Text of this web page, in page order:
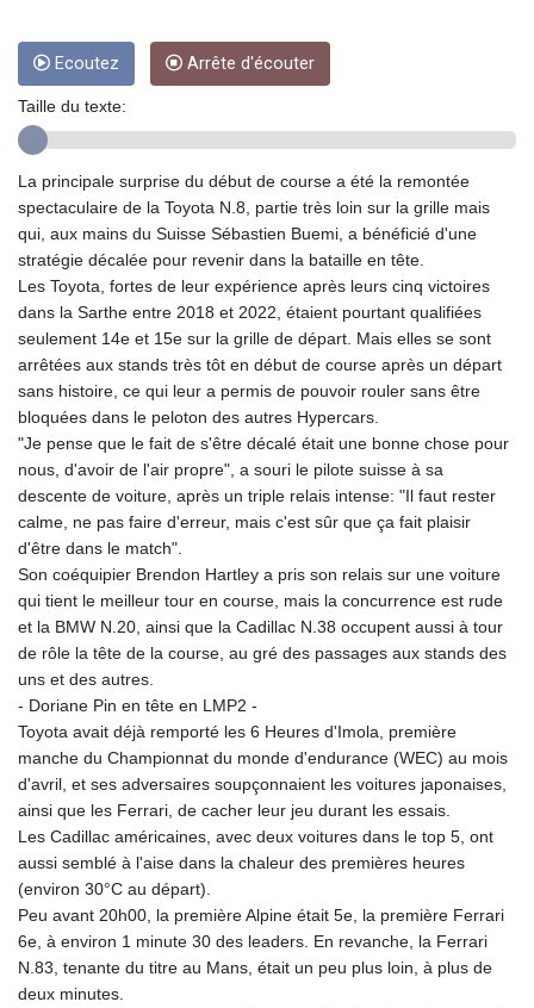
GHS 13.524239
GIP 0.856077
GNF 10118.69464
GYD 241.048608
HKD 9.04099
HNL 30.88171
HRK 7.536585
HTG 150.649793
HUF 364.625083
IDR 20648.821428
ILS 3.46629
IMP 0.856077
INR 109.809273
IQD 1509.393123
IRR
1584474.640687
ISK 142.41109
JMD 182.637459
JOD 0.81708
JPY 182.544457
KES 149.083075
KMF 492.105126
KRW 1640.600173
KWD 0.356874
KYD 0.960205
KZT 539.927945
LAK 26033.64904
103179.229954
LKR 387.028882
LRD 207.974585
Ecoutez Arrête d'écouter
Taille du texte:
La principale surprise du début de course a été la remontée
spectaculaire de la Toyota N.8, partie très loin sur la grille mais
qui, aux mains du Suisse Sébastien Buemi, a bénéficié d'une
stratégie décalée pour revenir dans la bataille en tête.
Les Toyota, fortes de leur expérience après leurs cinq victoires
dans la Sarthe entre 2018 et 2022, étaient pourtant qualifiées
seulement 14e et 15e sur la grille de départ. Mais elles se sont
arrêtées aux stands très tôt en début de course après un départ
sans histoire, ce qui leur a permis de pouvoir rouler sans être
bloquées dans le peloton des autres Hypercars.
"Je pense que le fait de s'être décalé était une bonne chose pour
nous, d'avoir de l'air propre", a souri le pilote suisse à sa
descente de voiture, après un triple relais intense: "Il faut rester
calme, ne pas faire d'erreur, mais c'est sûr que ça fait plaisir
d'être dans le match".
Son coéquipier Brendon Hartley a pris son relais sur une voiture
qui tient le meilleur tour en course, mais la concurrence est rude
et la BMW N.20, ainsi que la Cadillac N.38 occupent aussi à tour
de rôle la tête de la course, au gré des passages aux stands des
uns et des autres.
- Doriane Pin en tête en LMP2 -
Toyota avait déjà remporté les 6 Heures d'Imola, première
manche du Championnat du monde d'endurance (WEC) au mois
d'avril, et ses adversaires soupçonnaient les voitures japonaises,
ainsi que les Ferrari, de cacher leur jeu durant les essais.
Les Cadillac américaines, avec deux voitures dans le top 5, ont
aussi semblé à l'aise dans la chaleur des premières heures
(environ 30°C au départ).
Peu avant 20h00, la première Alpine était 5e, la première Ferrari
6e, à environ 1 minute 30 des leaders. En revanche, la Ferrari
N.83, tenante du titre au Mans, était un peu plus loin, à plus de
deux minutes.